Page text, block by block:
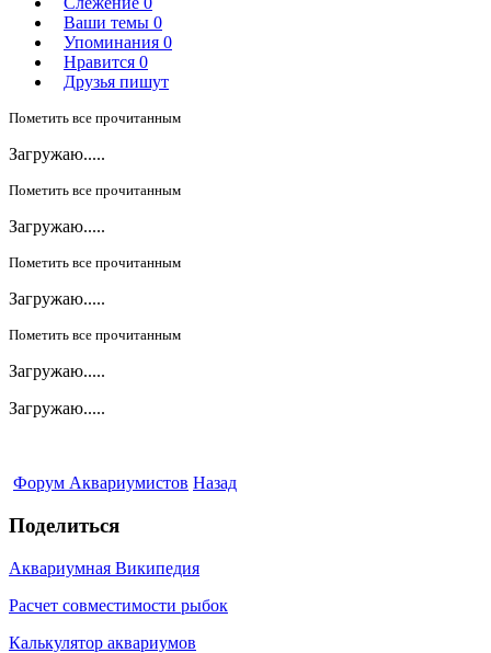
Ваши темы 0
Упоминания 0
Нравится 0
Друзья пишут
Пометить все прочитанным
Загружаю.....
Пометить все прочитанным
Загружаю.....
Пометить все прочитанным
Загружаю.....
Пометить все прочитанным
Загружаю.....
Загружаю.....
Форум Аквариумистов Назад
Поделиться
Аквариумная Википедия
Расчет совместимости рыбок
Калькулятор аквариумов